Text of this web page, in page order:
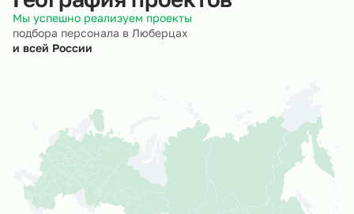
Мы успешно реализуем проекты
подбора персонала в Люберцах
и всей России